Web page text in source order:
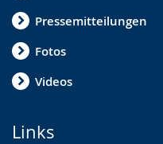
Pressemitteilungen
Fotos
Videos
Links